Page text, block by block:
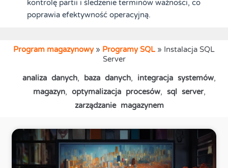
kontrolę partii i śledzenie terminów ważności, co
poprawia efektywność operacyjną.
Program magazynowy» Programy SQL » Instalacja SQL
Server
analiza danych, baza danych, integracja systemów,
magazyn, optymalizacja procesów, sql server,
zarządzanie magazynem